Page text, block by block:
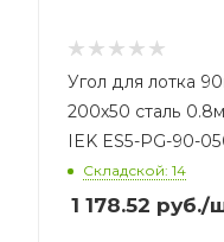
Угол для лотка
200х50 сталь
IEK ES5-PG-90-
Складской: 14
1 178.52 руб./